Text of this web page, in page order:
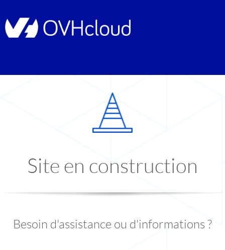
Site en construction
Besoin d'assistance ou d'informations ?